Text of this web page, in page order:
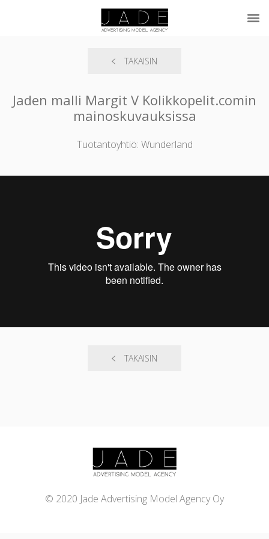
TAKAISIN
Jaden malli Margit V Kolikkopelit.comin
mainoskuvauksissa
Tuotantoyhtiö: Wunderland
TAKAISIN
© 2020 Jade Advertising Model Agency Oy